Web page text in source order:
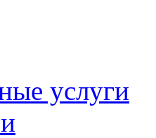
услуги